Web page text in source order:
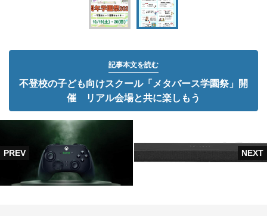
記事本文を読む
不登校の子ども向けスクール「メタバース学園祭」開
催 リアル会場と共に楽しもう